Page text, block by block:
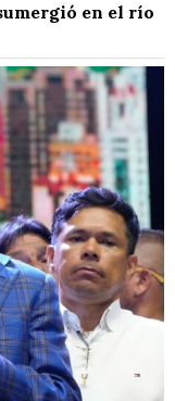
en el río